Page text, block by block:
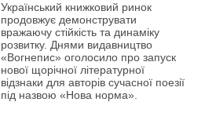
Український книжковий ринок
продовжує демонструвати
вражаючу стійкість та динаміку
розвитку. Днями видавництво
«Вогнепис» оголосило про запуск
нової щорічної літературної
відзнаки для авторів сучасної поезії
під назвою «Нова норма».